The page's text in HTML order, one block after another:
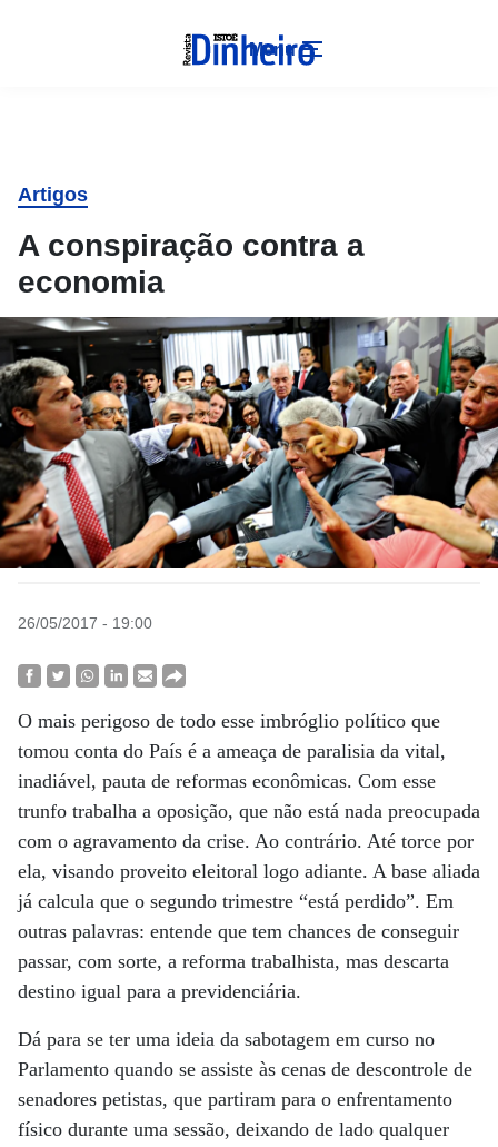
Menu
Artigos
A conspiração contra a
economia
26/05/2017 - 19:00
O mais perigoso de todo esse imbróglio político que
tomou conta do País é a ameaça de paralisia da vital,
inadiável, pauta de reformas econômicas. Com esse
trunfo trabalha a oposição, que não está nada preocupada
com o agravamento da crise. Ao contrário. Até torce por
ela, visando proveito eleitoral logo adiante. A base aliada
já calcula que o segundo trimestre “está perdido”. Em
outras palavras: entende que tem chances de conseguir
passar, com sorte, a reforma trabalhista, mas descarta
destino igual para a previdenciária.
Dá para se ter uma ideia da sabotagem em curso no
Parlamento quando se assiste às cenas de descontrole de
senadores petistas, que partiram para o enfrentamento
físico durante uma sessão, deixando de lado qualquer